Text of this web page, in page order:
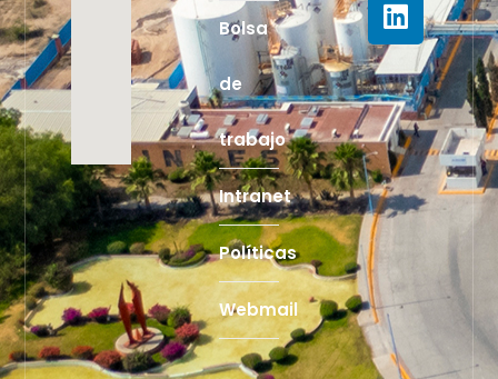
Bolsa
de
trabajo
Intranet
Políticas
Webmail